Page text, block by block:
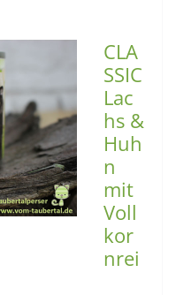
CLA
SSIC
Lac
hs &
Huh
n
mit
Voll
kor
nrei